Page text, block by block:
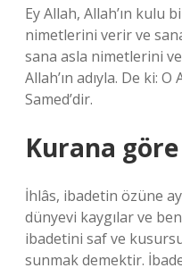
Ey Allah, Allah’ın kulu
nimetlerini verir ve
sana asla nimetlerini
Allah’ın adıyla. De ki:
Samed’dir.
Kurana
İhlâs, ibadetin özüne
dünyevi kaygılar ve
ibadetini saf ve
sunmak demektir.